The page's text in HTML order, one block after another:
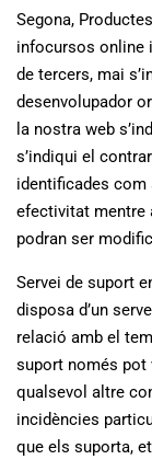
Segona,
infocursos online
de tercers, mai
desenvolupador
la nostra web
s’indiqui el
identificades com
efectivitat mentre
podran ser
Servei de suport
disposa d’un
relació amb el
suport només pot
qualsevol altre
incidències
que els suporta,